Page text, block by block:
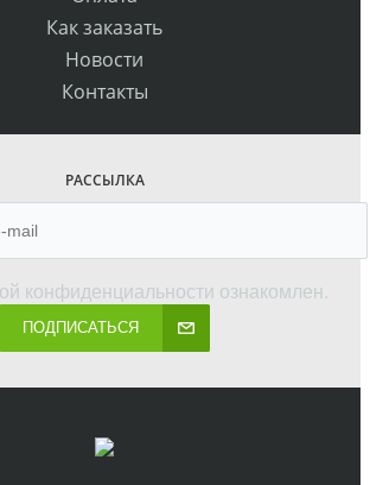
Как заказать
Новости
Контакты
РАССЫЛКА
конфиденциальности ознакомлен.
ПОДПИСАТЬСЯ